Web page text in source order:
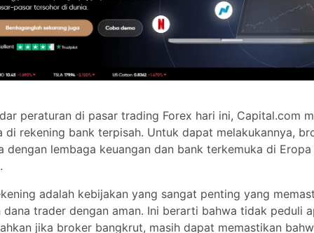
N/A
From 0
From 0.02
MetaTrader 4, TradingView
peraturan di pasar trading Forex hari ini, Capital.com
bank terpisah. Untuk dapat melakukannya, broker
keuangan dan bank terkemuka di Eropa dan di seluruh
trader dengan aman. Ini berarti bahwa tidak peduli apa
jika broker bangkrut, masih dapat memastikan bahwa trader
mereka melalui rekening bank individu.
beberapa badan pengatur terkemuka yang tersedia di
juga merupakan bagian dari dana kompensasi. Ini
jenis serangan pada server broker, dana kompensasi akan
sebagian dari dana trader dikompensasikan.